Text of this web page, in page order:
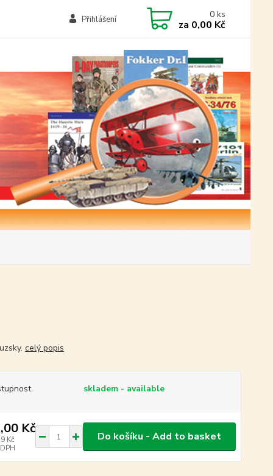
Přihlášení 0 ks
za 0,00 Kč
celý popis
skladem - available
Kč
Kč
Do košíku - Add to basket